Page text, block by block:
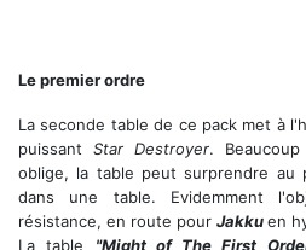
Le premier ordre
La seconde table de ce pack met à
puissantStar Destroyer.
oblige, la table peut surprendre au
dans une table. Evidemment
résistance, en route pour Jakkuen
La table "Might of The First